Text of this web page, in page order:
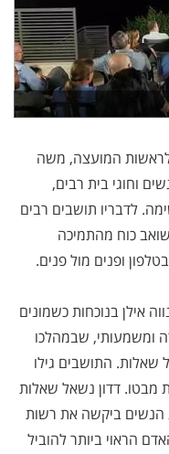
לראשות המועצה, משה
וחוגי בית רבים,
לדבריו תושבים רבים
כוח מהתמיכה
ופנים מול פנים.
אילן בנוכחות כשמונים
ומשמעותי, שבמהלכו
שאלות. התושבים גילו
מבטו. דדון נשאל שאלות
הנשים ביקשה את רשות
הראוי ביותר להוביל